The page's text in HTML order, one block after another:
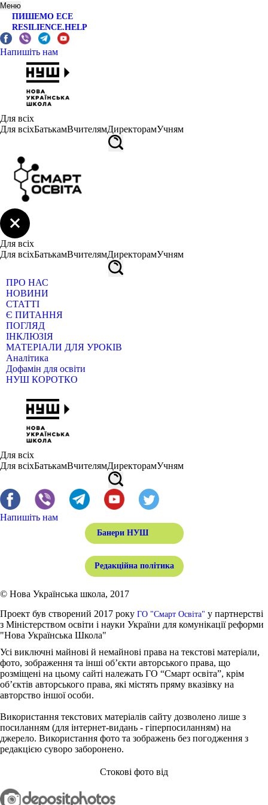
Меню
ПИШЕМО ЕСЕ
RESILIENCE.HELP
Напишіть нам
Для всіх
Для всіхБатькамВчителямДиректорамУчням
Для всіх
Для всіхБатькамВчителямДиректорамУчням
ПРО НАС
НОВИНИ
СТАТТІ
Є ПИТАННЯ
ПОГЛЯД
ІНКЛЮЗІЯ
МАТЕРІАЛИ ДЛЯ УРОКІВ
Аналітика
Дофамін для освіти
НУШ КОРОТКО
Для всіх
Для всіхБатькамВчителямДиректорамУчням
Напишіть нам
Банери НУШ
Редакційна політика
© Нова Українська школа, 2017
Проект був створений 2017 року ГО "Смарт Освіта" у партнерстві
з Міністерством освіти і науки України для комунікації реформи
"Нова Українська Школа"
Усі виключні майнові й немайнові права на текстові матеріали,
фото, зображення та інші об’єкти авторського права, що
розміщені на цьому сайті належать ГО “Смарт освіта”, крім
об’єктів авторського права, які містять пряму вказівку на
авторство іншої особи.
Використання текстових матеріалів сайту дозволено лише з
посиланням (для інтернет-видань - гіперпосиланням) на
джерело. Використання фото та зображень без погодження з
редакцією суворо заборонено.
Стокові фото від